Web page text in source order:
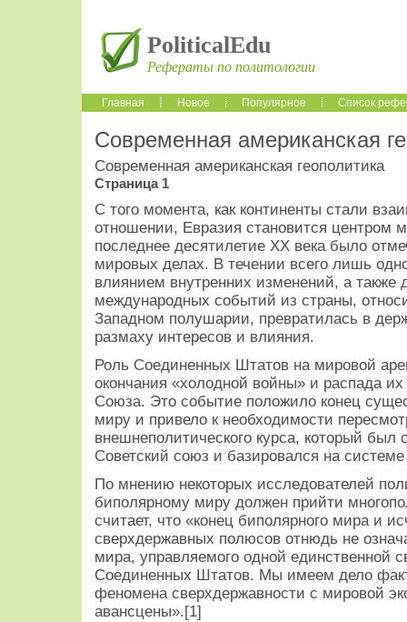
PoliticalEdu
Рефераты по политологии
Главная Новое Популярное Список
Современная американская
Современная американская геополитика
Страница 1
С того момента, как континенты стали
отношении, Евразия становится центром
последнее десятилетие ХХ века было
мировых делах. В течении всего лишь
влиянием внутренних изменений, а также
международных событий из страны,
Западном полушарии, превратилась в
размаху интересов и влияния.
Роль Соединенных Штатов на мировой
окончания «холодной войны» и распада их
Союза. Это событие положило конец
миру и привело к необходимости
внешнеполитического курса, который был
Советский союз и базировался на
По мнению некоторых исследователей
биполярному миру должен прийти
считает, что «конец биполярного мира и
сверхдержавных полюсов отнюдь не
мира, управляемого одной единственной
Соединенных Штатов. Мы имеем дело
феномена сверхдержавности с мировой
авансцены».[1]